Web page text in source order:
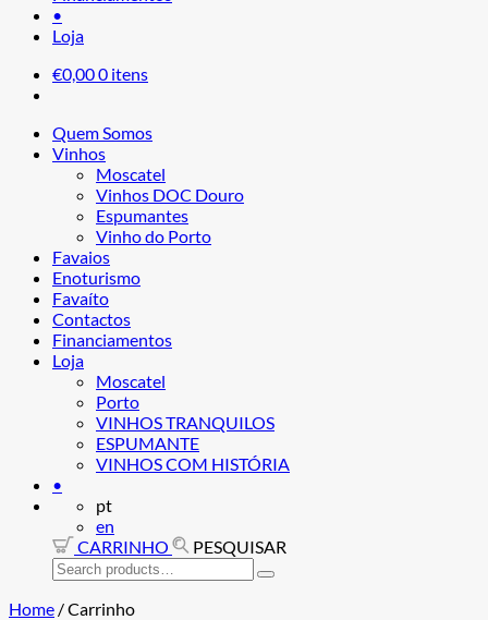
•
Loja
€0,000 itens
Quem Somos
Vinhos
Moscatel
Vinhos DOC Douro
Espumantes
Vinho do Porto
Favaios
Enoturismo
Favaíto
Contactos
Financiamentos
Loja
Moscatel
Porto
VINHOS TRANQUILOS
ESPUMANTE
VINHOS COM HISTÓRIA
•
pt
en
CARRINHO
PESQUISAR
Search
for:
Home /Carrinho